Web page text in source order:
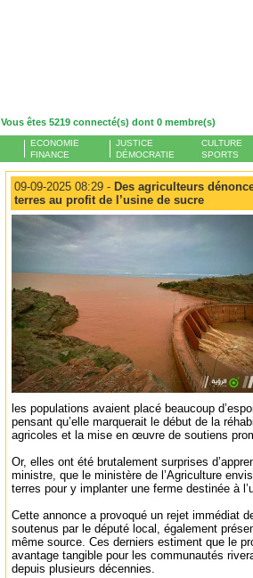
Vous êtes 5219 connecté(s) dont 0 membre(s)
ECONOMIE
FINANCE
JUSTICE
DÉMOCRATIE
CULTURE
SPORTS
09-09-2025 08:29 - Des agriculteurs
terres au profit de l’usine de sucre
les populations avaient placé beaucoup
pensant qu’elle marquerait le début de la
agricoles et la mise en œuvre de soutiens
Or, elles ont été brutalement surprises
ministre, que le ministère de l’Agriculture
terres pour y implanter une ferme destinée à
Cette annonce a provoqué un rejet immédiat
soutenus par le député local, également
même source. Ces derniers estiment que le
avantage tangible pour les communautés
depuis plusieurs décennies.